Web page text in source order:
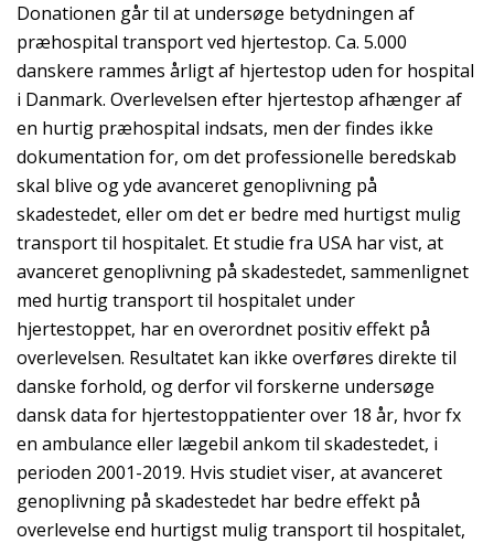
Donationen går til at undersøge betydningen af
præhospital transport ved hjertestop. Ca. 5.000
danskere rammes årligt af hjertestop uden for hospital
i Danmark. Overlevelsen efter hjertestop afhænger af
en hurtig præhospital indsats, men der findes ikke
dokumentation for, om det professionelle beredskab
skal blive og yde avanceret genoplivning på
skadestedet, eller om det er bedre med hurtigst mulig
transport til hospitalet. Et studie fra USA har vist, at
avanceret genoplivning på skadestedet, sammenlignet
med hurtig transport til hospitalet under
hjertestoppet, har en overordnet positiv effekt på
overlevelsen. Resultatet kan ikke overføres direkte til
danske forhold, og derfor vil forskerne undersøge
dansk data for hjertestoppatienter over 18 år, hvor fx
en ambulance eller lægebil ankom til skadestedet, i
perioden 2001-2019. Hvis studiet viser, at avanceret
genoplivning på skadestedet har bedre effekt på
overlevelse end hurtigst mulig transport til hospitalet,